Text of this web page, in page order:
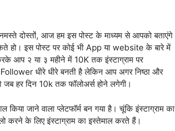
दोस्तों, आज हम इस पोस्ट के माध्यम से आपको बताएंगे
हो। इस पोस्ट पर कोई भी App या website के बारे में
आप २ या ३ महीने में 10K तक इंस्टाग्राम पर
धीरे धीरे बनती है लेकिन आप अगर निष्ठा और
हर दिन 10k तक फॉलोअर्स होने लगेगी।
किया जाने वाला प्लेटफॉर्म बन गया है। चूंकि इंस्टाग्राम का
करने के लिए इंस्टाग्राम का इस्तेमाल करते हैं।